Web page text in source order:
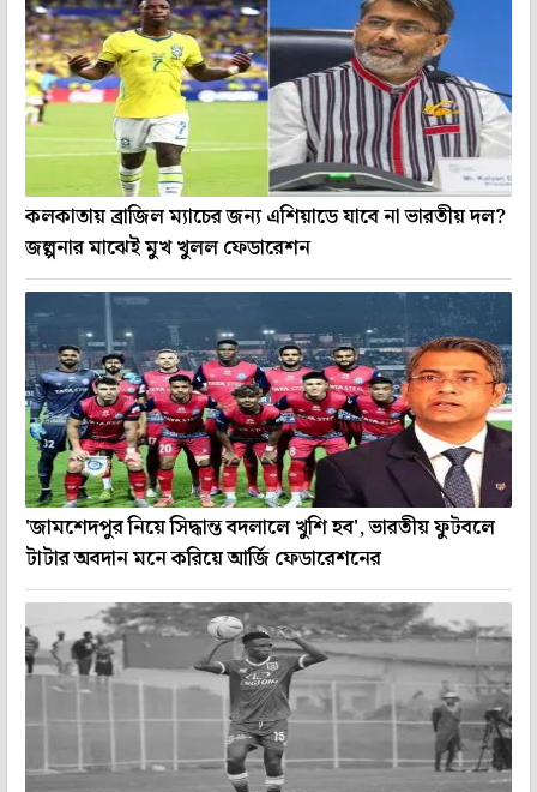
কলকাতায় ব্রাজিল ম্যাচের জন্য এশিয়াডে যাবে না ভারতীয় দল?
জল্পনার মাঝেই মুখ খুলল ফেডারেশন
'জামশেদপুর নিয়ে সিদ্ধান্ত বদলালে খুশি হব', ভারতীয় ফুটবলে
টাটার অবদান মনে করিয়ে আর্জি ফেডারেশনের